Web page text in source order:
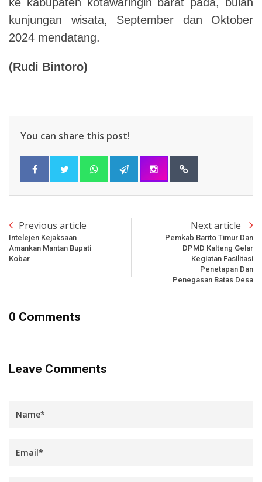
kunjungan wisata, September dan Oktober
2024 mendatang.
(Rudi Bintoro)
You can share this post!
Previous article
Intelejen Kejaksaan
Amankan Mantan Bupati
Kobar
Next article
Pemkab Barito Timur Dan
DPMD Kalteng Gelar
Kegiatan Fasilitasi
Penetapan Dan
Penegasan Batas Desa
0 Comments
Leave Comments